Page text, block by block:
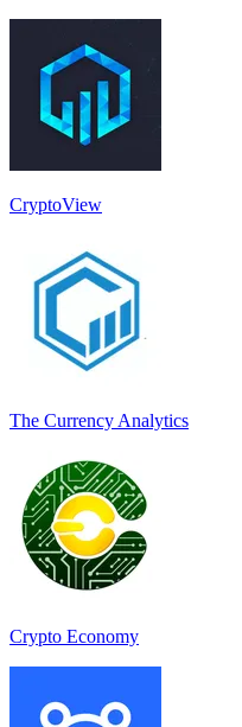
CryptoView
The Currency Analytics
Crypto Economy